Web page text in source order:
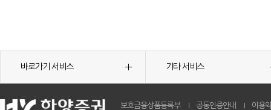
바로가기 서비스 기타 서비스
보호금융상품등록부 공동인증안내 이용